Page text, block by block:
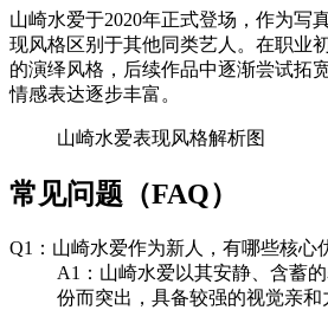
山崎水爱于2020年正式登场，作为写
现风格区别于其他同类艺人。在职业
的演绎风格，后续作品中逐渐尝试拓
情感表达逐步丰富。
山崎水爱表现风格解析图
常见问题（FAQ）
Q1：山崎水爱作为新人，有哪些核心
A1：山崎水爱以其安静、含蓄
份而突出，具备较强的视觉亲和